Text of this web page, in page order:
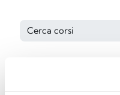
Cerca corsi